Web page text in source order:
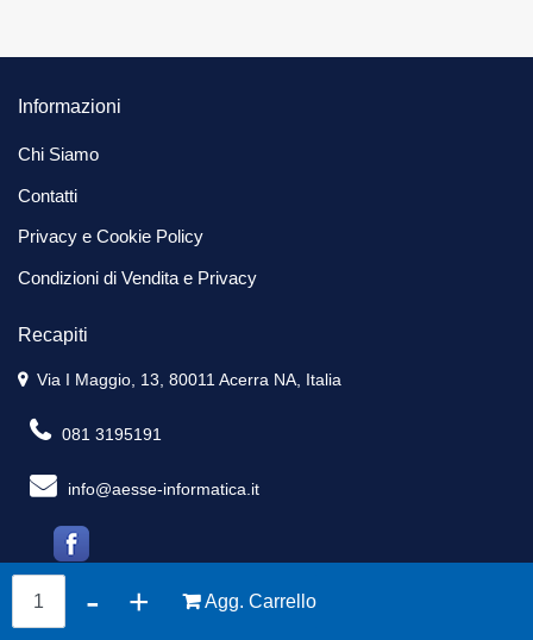
Agg. Carrello
Informazioni
Chi Siamo
Contatti
Privacy e Cookie Policy
Condizioni di Vendita e Privacy
Recapiti
Via I Maggio, 13, 80011 Acerra NA, Italia
081 3195191
info@aesse-informatica.it